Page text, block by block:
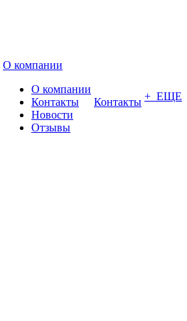
О компании
О компании
Контакты
Новости
Отзывы
Контакты + ЕЩЕ